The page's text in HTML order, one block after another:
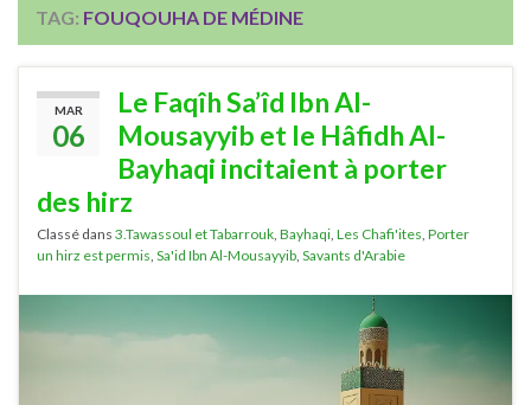
TAG: FOUQOUHA DE MÉDINE
MAR
06
Le Faqîh Sa’îd Ibn Al-
Mousayyib et le Hâfidh Al-
Bayhaqi incitaient à porter
des hirz
Classé dans 3.Tawassoul et Tabarrouk Bayhaqi Les Chafi'ites Porter
un hirz est permis Sa'id Ibn Al-Mousayyib Savants d'Arabie